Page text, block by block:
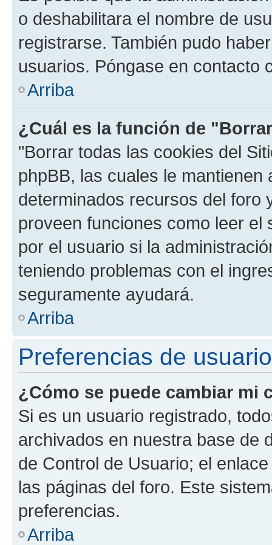
o deshabilitara el nombre de
registrarse. También pudo
usuarios. Póngase en contacto
Arriba
¿Cuál es la función de
"Borrar todas las cookies del
phpBB, las cuales le
determinados recursos del foro
proveen funciones como leer el
por el usuario si la
teniendo problemas con el
seguramente ayudará.
Arriba
Preferencias de
¿Cómo se puede cambiar mi
Si es un usuario registrado,
archivados en nuestra base de
de Control de Usuario; el
las páginas del foro. Este
preferencias.
Arriba